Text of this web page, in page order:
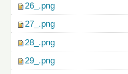
26_.png
27_.png
28_.png
29_.png